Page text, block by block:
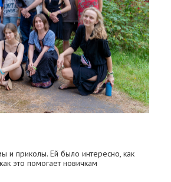
приколы. Ей было интересно, как
это помогает новичкам